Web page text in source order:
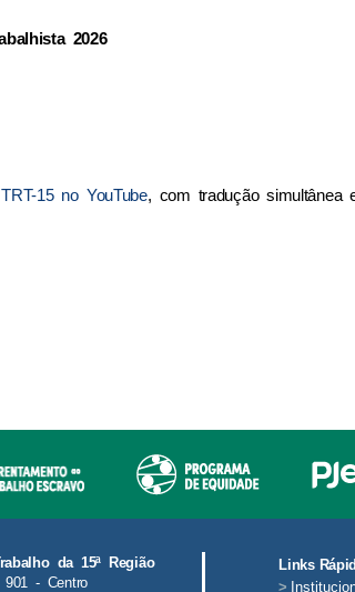
2026
15 no YouTube, com tradução simultânea
da 15ª Região
901 - Centro
Links
>